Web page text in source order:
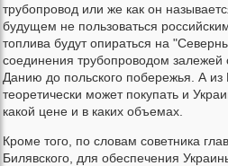
трубопровод или же как он
будущем не пользоваться
топлива будут опираться на
соединения трубопроводом
Данию до польского побережья. А из
теоретически может покупать и
какой цене и в каких объемах.
Кроме того, по словам советника
Билявского, для обеспечения